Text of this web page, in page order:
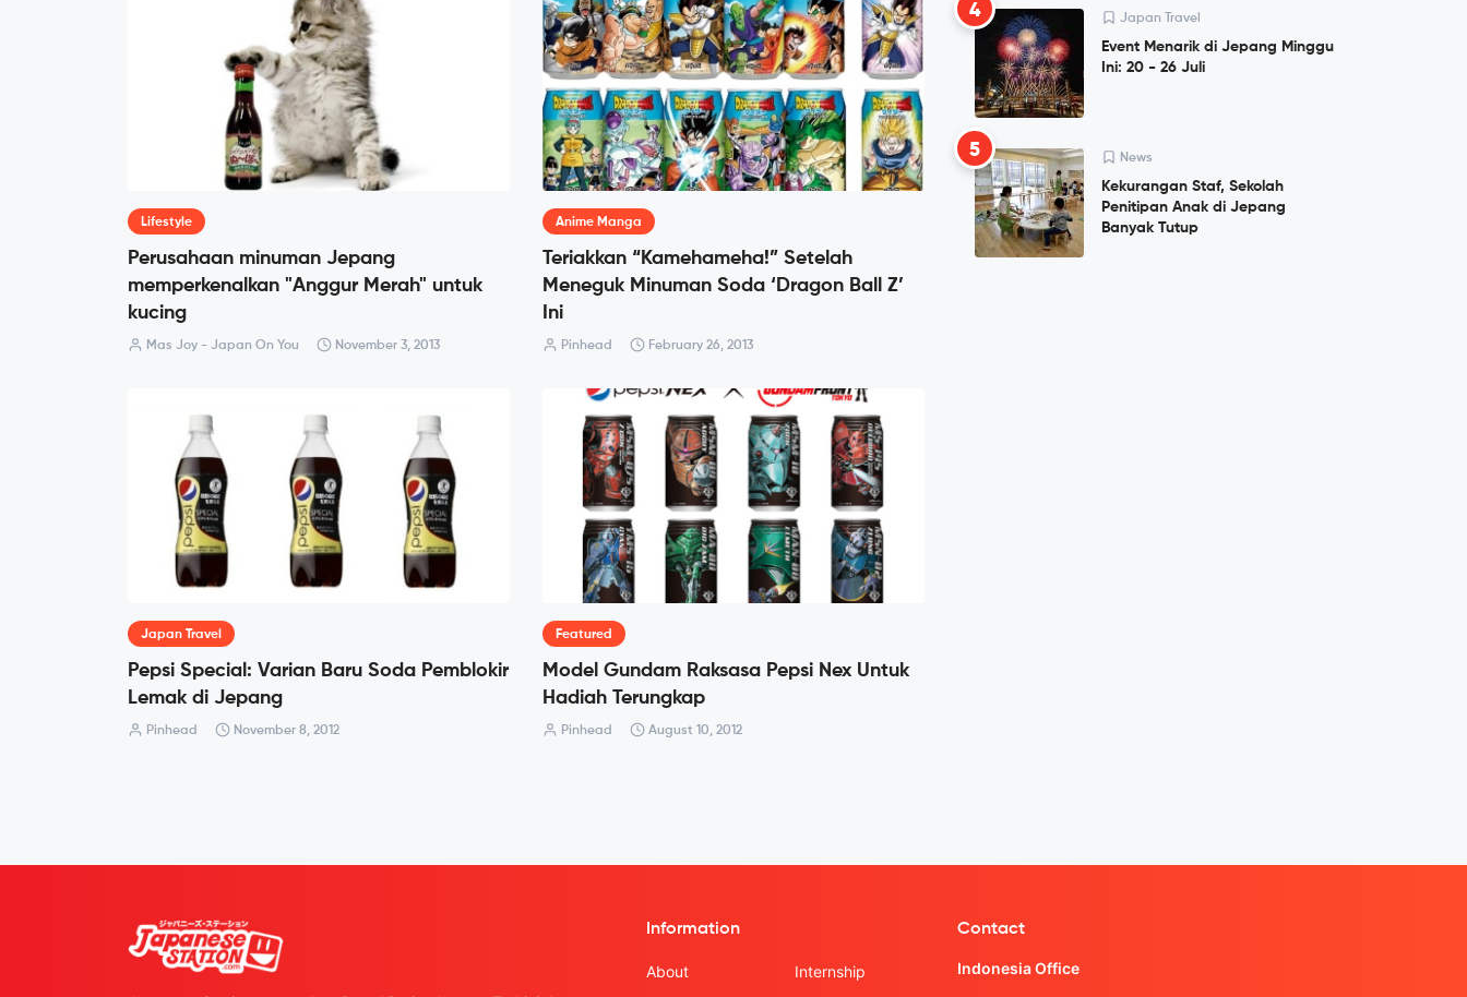
Lifestyle
Perusahaan minuman Jepang
memperkenalkan "Anggur Merah" untuk
kucing
Mas Joy - Japan On You November 3, 2013
Anime Manga
Teriakkan “Kamehameha!” Setelah
Meneguk Minuman Soda ‘Dragon Ball Z’
Ini
Pinhead February 26, 2013
Japan Travel
Pepsi Special: Varian Baru Soda Pemblokir
Lemak di Jepang
Pinhead November 8, 2012
Featured
Model Gundam Raksasa Pepsi Nex Untuk
Hadiah Terungkap
Pinhead August 10, 2012
4 Japan Travel
Event Menarik di Jepang Minggu
Ini: 20 - 26 Juli
5 News
Kekurangan Staf, Sekolah
Penitipan Anak di Jepang
Banyak Tutup
Information
About Internship
Contact
Indonesia Office